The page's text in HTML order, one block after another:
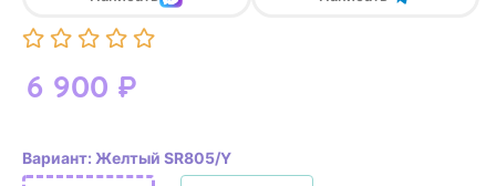
6 900 ₽
Вариант: Желтый SR805/Y